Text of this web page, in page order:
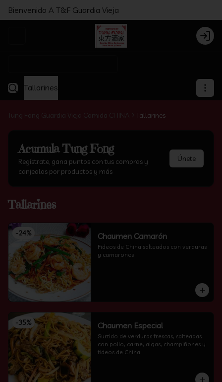
Bienvenido A T&F Guardia Vieja
Login
Tallarines
Tung Fong Guardia Vieja Comida CHINA Tallarines
AcumulaTung Fong
Regístrate, gana puntos con tus compras y
canjealos por productos y más
Únete
Tallarines
-24% Chaumen Camarón
Fideos de China salteados con verduras
y camarones
-35% Chaumen Especial
Surtido de verduras frescas, salteadas
con pollo, carne, algas, champiñones y
fideos de China